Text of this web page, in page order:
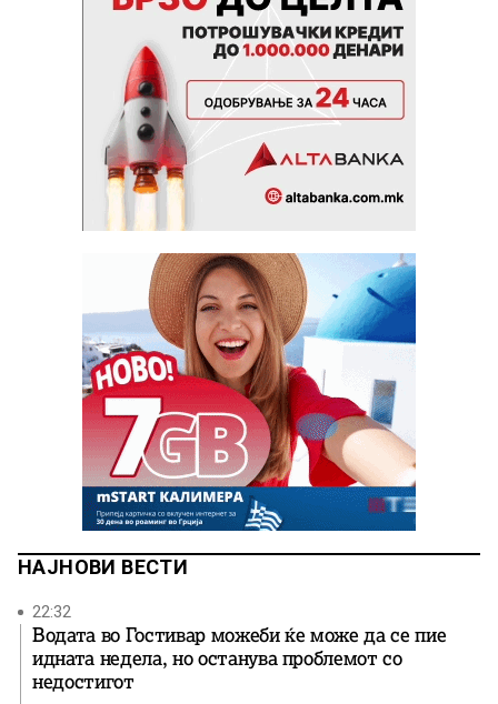
НАЈНОВИ ВЕСТИ
22:32
Водата во Гостивар можеби ќе може да се пие
идната недела, но останува проблемот со
недостигот